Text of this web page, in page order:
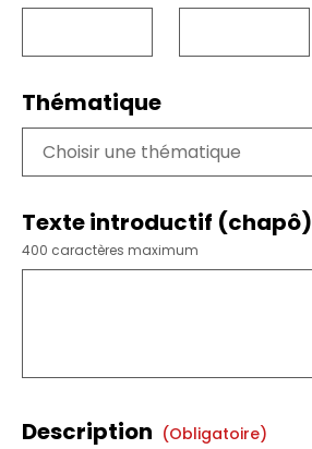
Thématique
Texte introductif (chapô)
400 caractères maximum
Description (obligatoire)